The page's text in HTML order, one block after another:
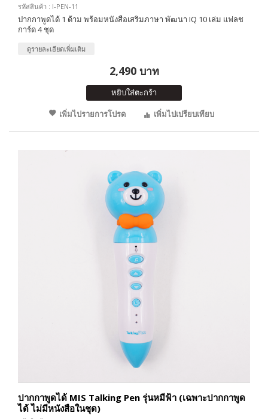
รหัสสินค้า : I-PEN-11
ปากกาพูดได้ 1 ด้าม พร้อมหนังสือเสริมภาษา พัฒนา IQ 10 เล่ม แฟลช
การ์ด 4 ชุด
ดูรายละเอียดเพิ่มเติม
2,490 บาท
หยิบใส่ตะกร้า
เพิ่มไปรายการโปรด
เพิ่มไปเปรียบเทียบ
ปากกาพูดได้ MIS Talking Pen รุ่นหมีฟ้า (เฉพาะปากกาพูด
ได้ ไม่มีหนังสือในชุด)